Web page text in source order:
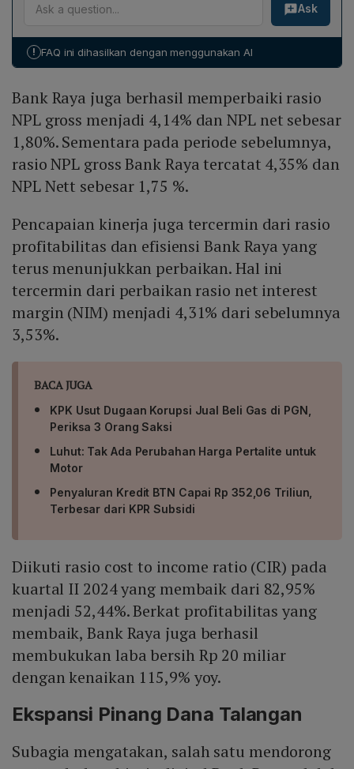
outstanding Rp 372 miliar (naik 89,7% yoy).
NPL net 1,80%. Net interest margin (NIM) naik menjadi
4,31% dari 3,53% sebelumnya. Cost to income ratio
Loan to deposit ratio (LDR) mencapai 78,25% dan
Ask
! FAQ ini dihasilkan dengan menggunakan AI
Bank Raya juga berhasil memperbaiki rasio
NPL gross menjadi 4,14% dan NPL net sebesar
1,80%. Sementara pada periode sebelumnya,
rasio NPL gross Bank Raya tercatat 4,35% dan
NPL Nett sebesar 1,75 %.
Pencapaian kinerja juga tercermin dari rasio
profitabilitas dan efisiensi Bank Raya yang
terus menunjukkan perbaikan. Hal ini
tercermin dari perbaikan rasio net interest
margin (NIM) menjadi 4,31% dari sebelumnya
3,53%.
BACA JUGA
KPK Usut Dugaan Korupsi Jual Beli Gas di PGN,
Periksa 3 Orang Saksi
Luhut: Tak Ada Perubahan Harga Pertalite untuk
Motor
Penyaluran Kredit BTN Capai Rp 352,06 Triliun,
Terbesar dari KPR Subsidi
Diikuti rasio cost to income ratio (CIR) pada
kuartal II 2024 yang membaik dari 82,95%
menjadi 52,44%. Berkat profitabilitas yang
membaik, Bank Raya juga berhasil
membukukan laba bersih Rp 20 miliar
dengan kenaikan 115,9% yoy.
Ekspansi Pinang Dana Talangan
Subagia mengatakan, salah satu mendorong